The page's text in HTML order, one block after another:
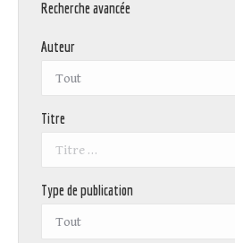
Recherche avancée
Auteur
Titre
Type de publication